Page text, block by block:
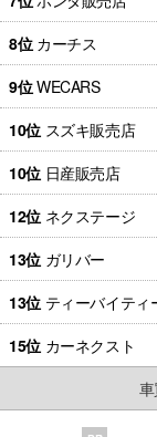
8位 カーチス
9位WECARS
10位 スズキ販売店
10位 日産販売店
12位 ネクステージ
13位 ガリバー
13位 ティーバイティ
15位 カーネクスト